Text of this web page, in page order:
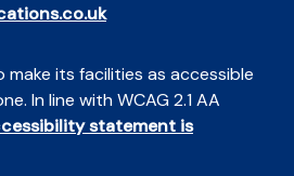
its facilities as accessible
In line with WCAG 2.1 AA
statement is